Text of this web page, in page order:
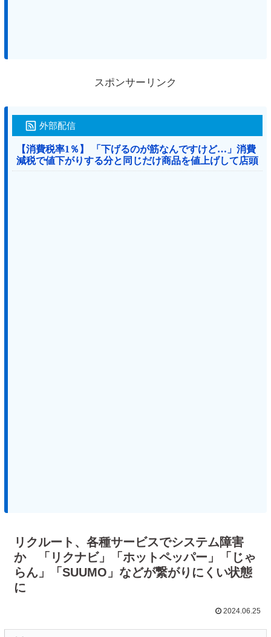
スポンサーリンク
外部配信
【消費税率1％】 「下げるのが筋なんですけど…」消費
減税で値下がりする分と同じだけ商品を値上げして店頭
価格を変えない店も
リクルート、各種サービスでシステム障害
か 「リクナビ」「ホットペッパー」「じゃ
らん」「SUUMO」などが繋がりにくい状態
に
2024.06.25